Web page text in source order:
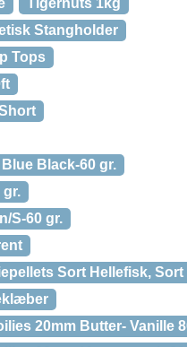
Tigernuts 1kg
Stangholder
Tops
Black-60 gr.
gr.
S-60 gr.
Sort Hellefisk, Sort
20mm Butter- Vanille